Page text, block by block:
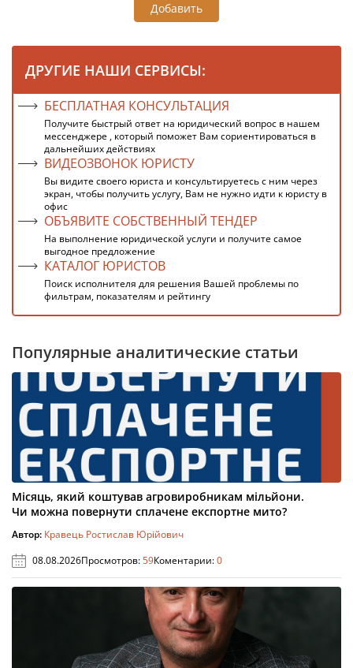
Добавить
ДРУГИЕ НАШИ СЕРВИСЫ:
БЕСПЛАТНАЯ КОНСУЛЬТАЦИЯ
Получите быстрый ответ на юридический вопрос в нашем
мессенджере , который поможет Вам сориентироваться в
дальнейших действиях
ВИДЕОЗВОНОК ЮРИСТУ
Вы видите своего юриста и консультируетесь с ним через
экран, чтобы получить услугу, Вам не нужно идти к юристу в
офис
ОБЪЯВИТЕ СОБСТВЕННЫЙ ТЕНДЕР
На выполнение юридической услуги и получите самое
выгодное предложение
КАТАЛОГ ЮРИСТОВ
Поиск исполнителя для решения Вашей проблемы по
фильтрам, показателям и рейтингу
Популярные аналитические статьи
Місяць, який коштував агровиробникам мільйони.
Чи можна повернути сплачене експортне мито?
Автор: Кравець Ростислав Юрійович
08.08.2026Просмотров:59Коментарии:0